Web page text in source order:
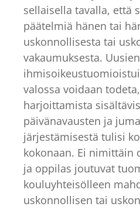
sellaisella tavalla, että
päätelmiä hänen tai
uskonnollisesta tai
vakaumuksesta.
valossa voidaan
harjoittamista
päivänavausten ja
järjestämisestä tulisi
kokonaan. Ei nimittäin
ja oppilas joutuvat
kouluyhteisölleen
uskonnollisen tai